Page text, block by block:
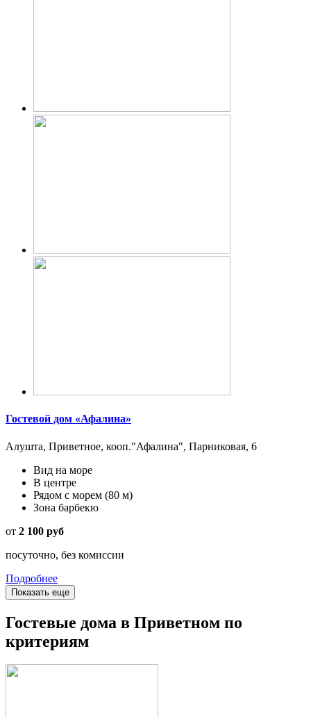
Гостевой дом «Афалина»
Алушта, Приветное, кооп."Афалина", Парниковая, 6
Вид на море
В центре
Рядом с морем (80 м)
Зона барбекю
от 2 100 руб
посуточно, без комиссии
Подробнее
Показать еще
Гостевые дома в Приветном по
критериям